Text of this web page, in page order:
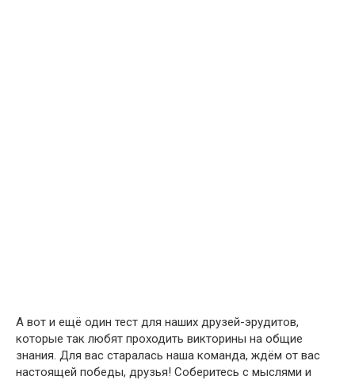
А вот и ещё один тест для наших друзей-эрудитов,
которые так любят проходить викторины на общие
знания. Для вас старалась наша команда, ждём от вас
настоящей победы, друзья! Соберитесь с мыслями и